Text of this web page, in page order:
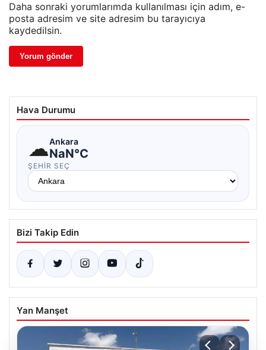
Daha sonraki yorumlarımda kullanılması için adım, e-
posta adresim ve site adresim bu tarayıcıya
kaydedilsin.
Hava Durumu
☁Ankara
NaN°C
ŞEHIR SEÇ
Bizi Takip Edin
Yan Manşet